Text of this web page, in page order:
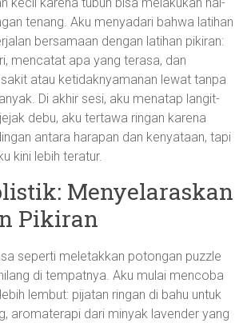
tenang. Aku menyadari bahwa latihan
bersamaan dengan latihan pikiran:
mencatat apa yang terasa, dan
atau ketidaknyamanan lewat tanpa
Di akhir sesi, aku menatap langit-
debu, aku tertawa ringan karena
antara harapan dan kenyataan, tapi
kini lebih teratur.
Menyelaraskan
Pikiran
seperti meletakkan potongan puzzle
di tempatnya. Aku mulai mencoba
lembut: pijatan ringan di bahu untuk
aromaterapi dari minyak lavender yang